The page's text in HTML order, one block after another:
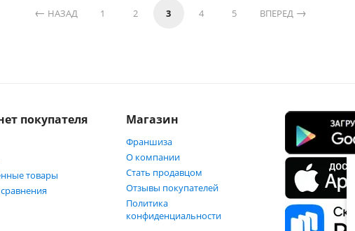
НАЗАД 1 2 3 4 5 ВПЕРЕД
покупателя
товары
Магазин
Франшиза
О компании
Стать продавцом
Отзывы покупателей
Политика
конфиденциальности